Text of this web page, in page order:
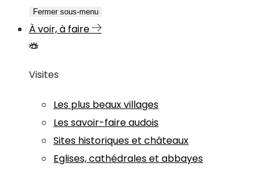
Fermer sous-menu
À voir, à faire
Visites
Les plus beaux villages
Les savoir-faire audois
Sites historiques et châteaux
Eglises, cathédrales et abbayes